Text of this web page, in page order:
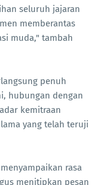
seluruh jajaran
memberantas
muda," tambah
penuh
hubungan dengan
kemitraan
yang telah teruji
rasa
menitipkan pesan